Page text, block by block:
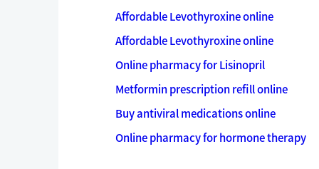
Affordable Levothyroxine online
Affordable Levothyroxine online
Online pharmacy for Lisinopril
Metformin prescription refill online
Buy antiviral medications online
Online pharmacy for hormone therapy